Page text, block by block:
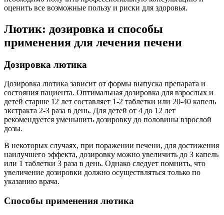
оценить все возможные пользу и риски для здоровья.
Лютик: дозировка и способы
применения для лечения печени
Дозировка лютика
Дозировка лютика зависит от формы выпуска препарата и
состояния пациента. Оптимальная дозировка для взрослых и
детей старше 12 лет составляет 1-2 таблетки или 20-40 капель
экстракта 2-3 раза в день. Для детей от 4 до 12 лет
рекомендуется уменьшить дозировку до половины взрослой
дозы.
В некоторых случаях, при поражении печени, для достижения
наилучшего эффекта, дозировку можно увеличить до 3 капель
или 1 таблетки 3 раза в день. Однако следует помнить, что
увеличение дозировки должно осуществляться только по
указанию врача.
Способы применения лютика